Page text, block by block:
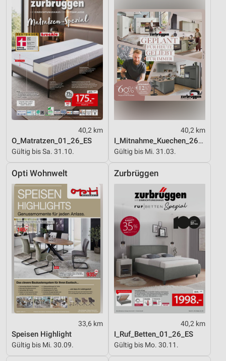
40,2 km
O_Matratzen_01_26_ES
Gültig bis Sa. 31.10.
40,2 km
I_Mitnahme_Kuechen_26_ES
Gültig bis Mi. 31.03.
Opti Wohnwelt
33,6 km
Speisen Highlight
Gültig bis Mi. 30.09.
Zurbrüggen
40,2 km
I_Ruf_Betten_01_26_ES
Gültig bis Mo. 30.11.